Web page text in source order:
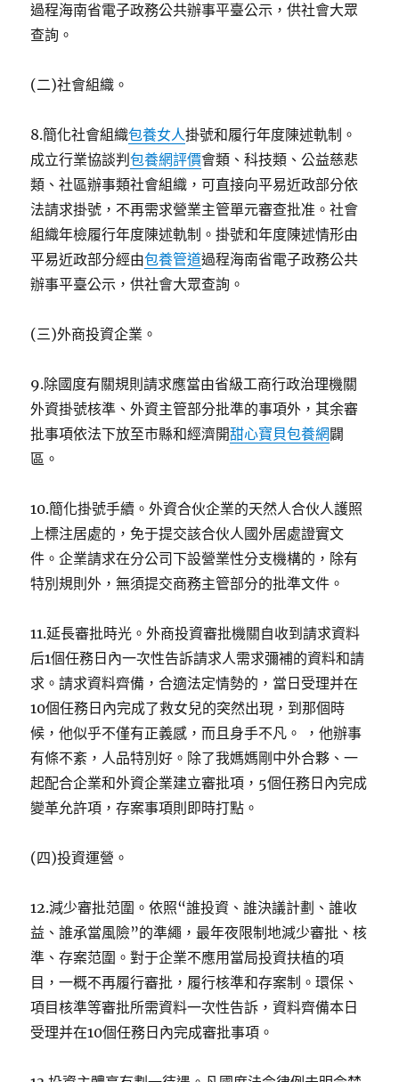
過程海南省電子政務公共辦事平臺公示，供社會大眾
查詢。
(二)社會組織。
8.簡化社會組織包養女人掛號和履行年度陳述軌制。
成立行業協談判包養網評價會類、科技類、公益慈悲
類、社區辦事類社會組織，可直接向平易近政部分依
法請求掛號，不再需求營業主管單元審查批准。社會
組織年檢履行年度陳述軌制。掛號和年度陳述情形由
平易近政部分經由包養管道過程海南省電子政務公共
辦事平臺公示，供社會大眾查詢。
(三)外商投資企業。
9.除國度有關規則請求應當由省級工商行政治理機關
外資掛號核準、外資主管部分批準的事項外，其余審
批事項依法下放至市縣和經濟開甜心寶貝包養網 闢
區。
10.簡化掛號手續。外資合伙企業的天然人合伙人護照
上標注居處的，免于提交該合伙人國外居處證實文
件。企業請求在分公司下設營業性分支機構的，除有
特別規則外，無須提交商務主管部分的批準文件。
11.延長審批時光。外商投資審批機關自收到請求資料
后1個任務日內一次性告訴請求人需求彌補的資料和請
求。請求資料齊備，合適法定情勢的，當日受理并在
10個任務日內完成了救女兒的突然出現，到那個時
候，他似乎不僅有正義感，而且身手不凡。 ，他辦事
有條不紊，人品特別好。除了我媽媽剛中外合夥、一
起配合企業和外資企業建立審批項，5個任務日內完成
變革允許項，存案事項則即時打點。
(四)投資運營。
12.減少審批范圍。依照“誰投資、誰決議計劃、誰收
益、誰承當風險”的準繩，最年夜限制地減少審批、核
準、存案范圍。對于企業不應用當局投資扶植的項
目，一概不再履行審批，履行核準和存案制。環保、
項目核準等審批所需資料一次性告訴，資料齊備本日
受理并在10個任務日內完成審批事項。